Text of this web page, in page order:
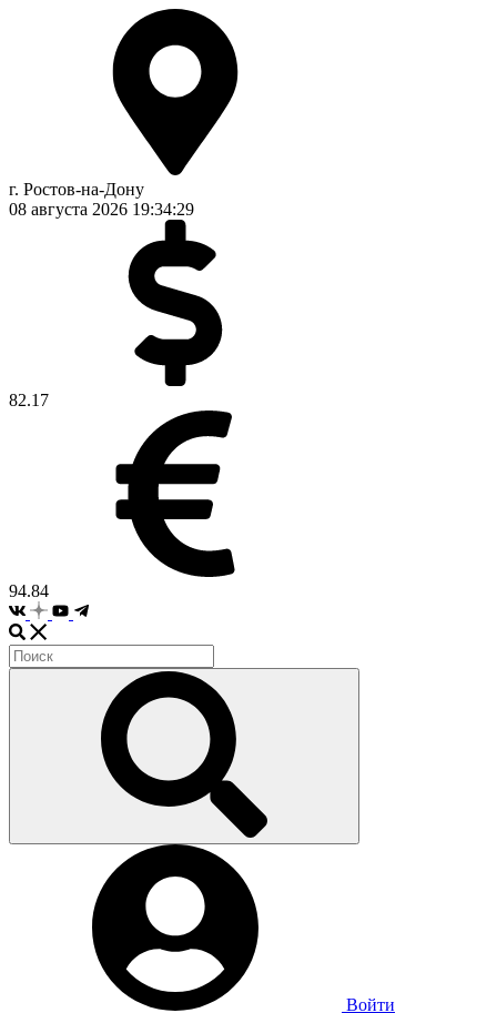
г. Ростов-на-Дону
08 августа 2026 19:34:30
82.17
94.84
Войти